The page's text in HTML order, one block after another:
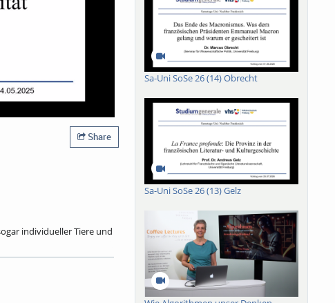
Share
individueller Tiere und
mit einer hohen
Sa-Uni SoSe 26 (14) Obrecht
Sa-Uni SoSe 26 (13) Gelz